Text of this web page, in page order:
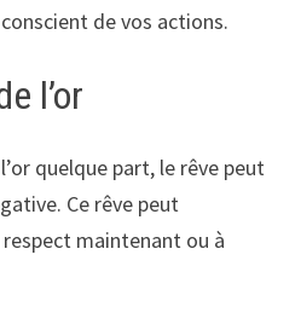
de vos actions.
l’or
quelque part, le rêve peut
Ce rêve peut
maintenant ou à